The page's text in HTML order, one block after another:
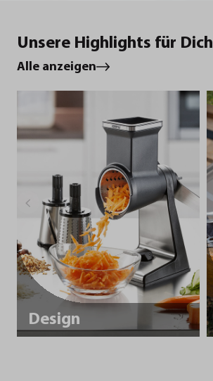
Unsere Highlights für Dich
Alle anzeigen
Design